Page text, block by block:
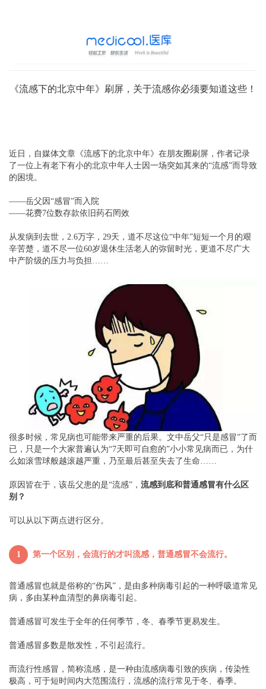
《流感下的北京中年》刷屏，关于流感你必须要知道这些！
近日，自媒体文章《流感下的北京中年》在朋友圈刷屏，作者记录
了一位上有老下有小的北京中年人士因一场突如其来的“流感”而导致
的困境。
——岳父因“感冒”而入院
——花费7位数存款依旧药石罔效
从发病到去世，2.6万字，29天，道不尽这位“中年”短短一个月的艰
辛苦楚，道不尽一位60岁退休生活老人的弥留时光，更道不尽广大
中产阶级的压力与负担……
很多时候，常见病也可能带来严重的后果。文中岳父“只是感冒”了而
已，只是一个大家普遍认为“7天即可自愈的”小小常见病而已，为什
么如滚雪球般越滚越严重，乃至最后甚至失去了生命……
原因皆在于，该岳父患的是“流感”， 流感到底和普通感冒有什么区
别？
可以从以下两点进行区分。
1 第一个区别，会流行的才叫流感，普通感冒不会流行。
普通感冒也就是俗称的“伤风”，是由多种病毒引起的一种呼吸道常见
病，多由某种血清型的鼻病毒引起。
普通感冒可发生于全年的任何季节，冬、春季节更易发生。
普通感冒多数是散发性，不引起流行。
而流行性感冒，简称流感，是一种由流感病毒引致的疾病，传染性
极高，可于短时间内大范围流行，流感的流行常见于冬、春季。